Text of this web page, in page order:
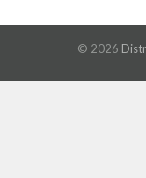
© 2026